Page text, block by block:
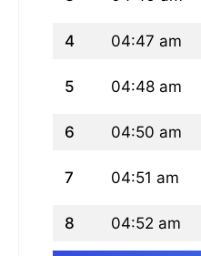
4 04:47 am
5 04:48 am
6 04:50 am
7 04:51 am
8 04:52 am